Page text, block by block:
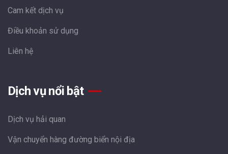
Cam kết dịch vụ
Điều khoản sử dụng
Liên hệ
Dịch vụ nổi bật
Dịch vụ hải quan
Vận chuyển hàng đường biển nội địa